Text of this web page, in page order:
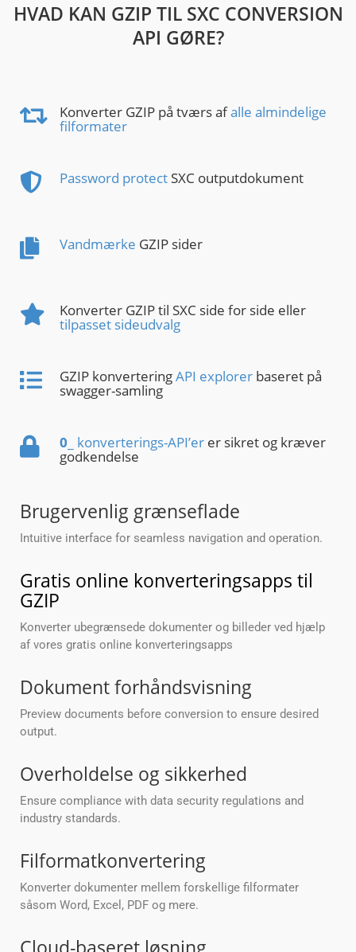
HVAD KAN GZIP TIL SXC CONVERSION
API GØRE?
Konverter GZIP på tværs afalle almindelige
filformater
Password protect SXC outputdokument
Vandmærke GZIP sider
Konverter GZIP til SXC side for side eller
tilpasset sideudvalg
GZIP konverteringAPI explorer baseret på
swagger-samling
0 _ konverterings-API’er er sikret og kræver
godkendelse
Brugervenlig grænseflade
Intuitive interface for seamless navigation and operation.
Gratis online konverteringsapps til
GZIP
Konverter ubegrænsede dokumenter og billeder ved hjælp
af vores gratis online konverteringsapps
Dokument forhåndsvisning
Preview documents before conversion to ensure desired
output.
Overholdelse og sikkerhed
Ensure compliance with data security regulations and
industry standards.
Filformatkonvertering
Konverter dokumenter mellem forskellige filformater
såsom Word, Excel, PDF og mere.